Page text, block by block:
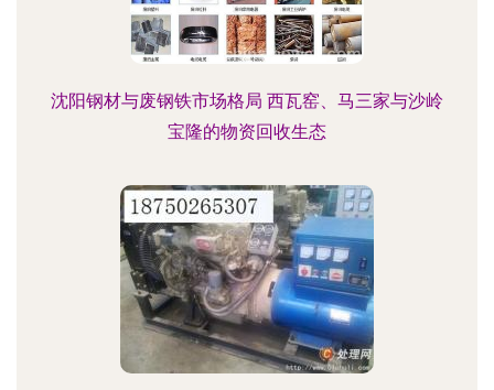
沈阳钢材与废钢铁市场格局 西瓦窑、马三家与沙岭
宝隆的物资回收生态